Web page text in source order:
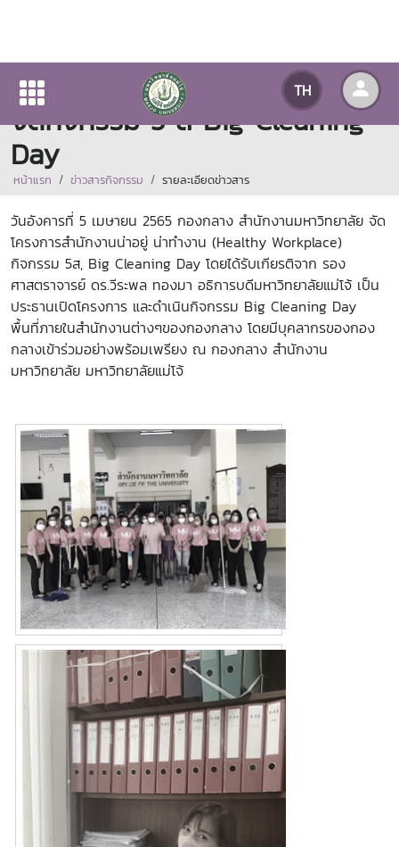
TH
กองกลาง สำนักงานมหาวิทยาลัย
จัดกิจกรรม 5 ส Big Cleaning
Day
หน้าแรก ข่าวสารกิจกรรม รายละเอียดข่าวสาร
วันอังคารที่ 5 เมษายน 2565 กองกลาง สำนักงานมหาวิทยาลัย จัด
โครงการสำนักงานน่าอยู่ น่าทำงาน (Healthy Workplace)
กิจกรรม 5ส, Big Cleaning Day โดยได้รับเกียรติจาก รอง
ศาสตราจารย์ ดร.วีระพล ทองมา อธิการบดีมหาวิทยาลัยแม่โจ้ เป็น
ประธานเปิดโครงการ และดำเนินกิจกรรม Big Cleaning Day
พื้นที่ภายในสำนักงานต่างๆของกองกลาง โดยมีบุคลากรของกอง
กลางเข้าร่วมอย่างพร้อมเพรียง ณ กองกลาง สำนักงาน
มหาวิทยาลัย มหาวิทยาลัยแม่โจ้